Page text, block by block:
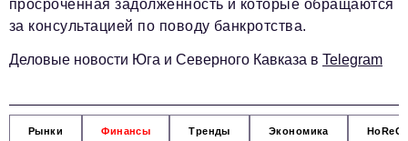
просроченная задолженность и которые обращаются
за консультацией по поводу банкротства.
Деловые новости Юга и Северного Кавказа в Telegram
Рынки Финансы Тренды Экономика HoReCa